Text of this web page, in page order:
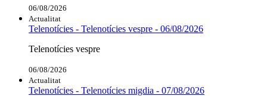
06/08/2026
Actualitat
Telenotícies - Telenotícies vespre - 06/08/2026
Telenotícies vespre
06/08/2026
Actualitat
Telenotícies - Telenotícies migdia - 07/08/2026